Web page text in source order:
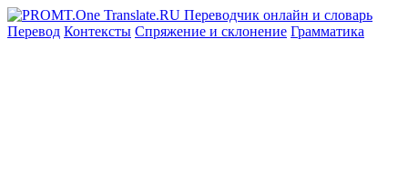
Перевод Контексты Спряжение и склонение Грамматика